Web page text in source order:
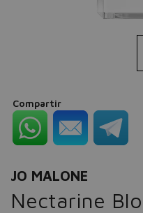
Compartir
JO MALONE
Nectarine